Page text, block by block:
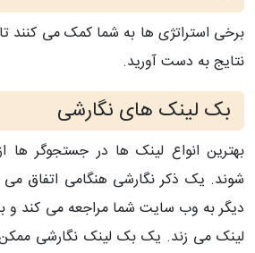
برخی استراتژی ها به شما کمک می کنند
نتایج به دست آورید.
بک لینک های نگارشی
بهترین انواع لینک ها در جستجوگر
شوند. یک ذکر نگارشی هنگامی اتفاق
دیگر به وب سایت شما مراجعه می کند و
لینک می زند. یک بک لینک نگارشی